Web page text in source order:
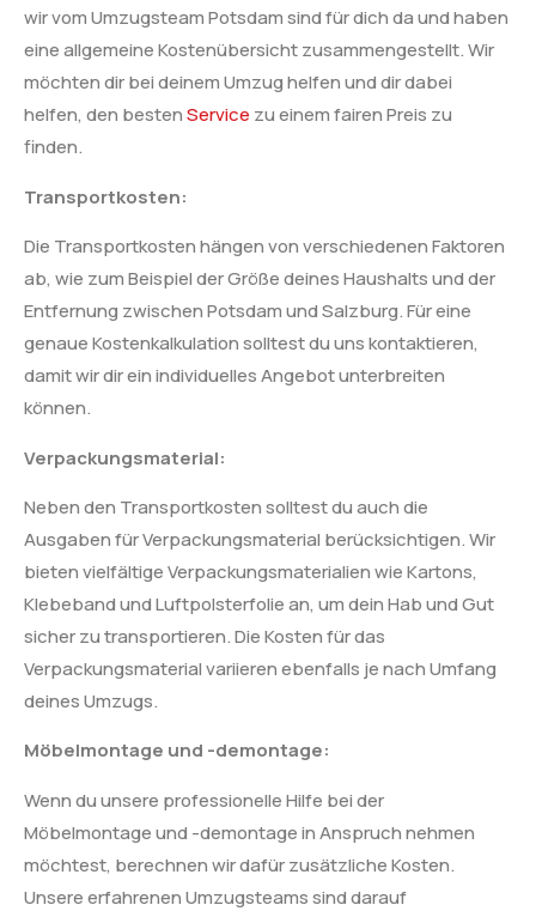
wir vom Umzugsteam Potsdam sind für dich da und haben
eine allgemeine Kostenübersicht zusammengestellt. Wir
möchten dir bei deinem Umzug helfen und dir dabei
helfen, den bestenService zu einem fairen Preis zu
finden.
Transportkosten:
Die Transportkosten hängen von verschiedenen Faktoren
ab, wie zum Beispiel der Größe deines Haushalts und der
Entfernung zwischen Potsdam und Salzburg. Für eine
genaue Kostenkalkulation solltest du uns kontaktieren,
damit wir dir ein individuelles Angebot unterbreiten
können.
Verpackungsmaterial:
Neben den Transportkosten solltest du auch die
Ausgaben für Verpackungsmaterial berücksichtigen. Wir
bieten vielfältige Verpackungsmaterialien wie Kartons,
Klebeband und Luftpolsterfolie an, um dein Hab und Gut
sicher zu transportieren. Die Kosten für das
Verpackungsmaterial variieren ebenfalls je nach Umfang
deines Umzugs.
Möbelmontage und -demontage:
Wenn du unsere professionelle Hilfe bei der
Möbelmontage und -demontage in Anspruch nehmen
möchtest, berechnen wir dafür zusätzliche Kosten.
Unsere erfahrenen Umzugsteams sind darauf